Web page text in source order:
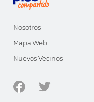
Nosotros
Mapa Web
Nuevos Vecinos